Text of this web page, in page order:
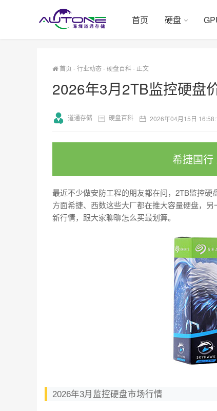
首页 硬盘
首页 -行业动态-硬盘百科- 正文
2026年3月2TB监控硬盘
道通存储 硬盘百科 2026年04月15日
希捷国
最近不少做安防工程的朋友都在问，2TB监控
方面希捷、西数这些大厂都在推大容量硬盘，
新行情，跟大家聊聊怎么买最划算。
2026年3月监控硬盘市场行情